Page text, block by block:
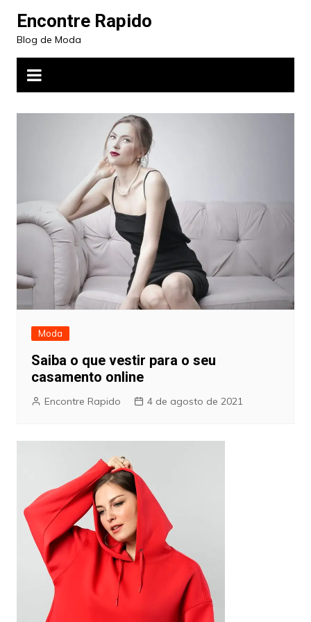
para
conteúdo
Encontre Rapido
Blog de Moda
Moda
Saiba o que vestir para o seu
casamento online
Encontre Rapido 4 de agosto de 2021